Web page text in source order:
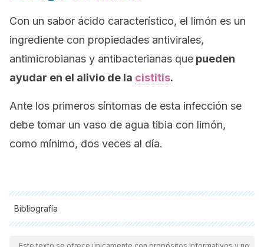
Con un sabor ácido característico, el limón es un
ingrediente con propiedades antivirales,
antimicrobianas y antibacterianas que pueden
ayudar en el alivio de la cistitis.
Ante los primeros síntomas de esta infección se
debe tomar un vaso de agua tibia con limón,
como mínimo, dos veces al día.
Bibliografía
Todas las fuentes citadas fueron revisadas a profundidad por
nuestro equipo, para asegurar su calidad, confiabilidad,